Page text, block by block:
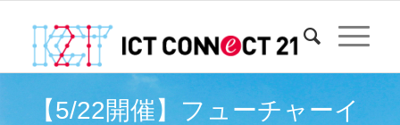
【5/22開催】フューチャーイ